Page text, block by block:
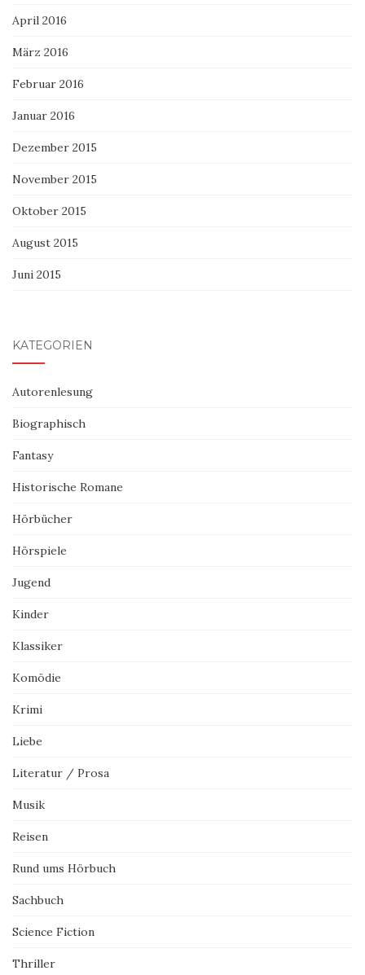
April 2016
März 2016
Februar 2016
Januar 2016
Dezember 2015
November 2015
Oktober 2015
August 2015
Juni 2015
KATEGORIEN
Autorenlesung
Biographisch
Fantasy
Historische Romane
Hörbücher
Hörspiele
Jugend
Kinder
Klassiker
Komödie
Krimi
Liebe
Literatur / Prosa
Musik
Reisen
Rund ums Hörbuch
Sachbuch
Science Fiction
Thriller